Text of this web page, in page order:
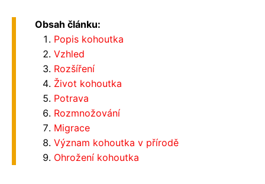
Obsah článku:
Popis kohoutka
Vzhled
Rozšíření
Život kohoutka
Potrava
Rozmnožování
Migrace
Význam kohoutka v přírodě
Ohrožení kohoutka